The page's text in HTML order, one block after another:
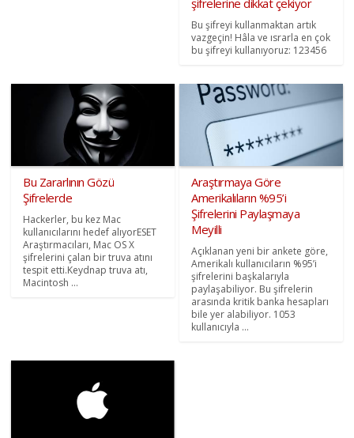
şifrelerine dikkat çekiyor
Bu şifreyi kullanmaktan artık
vazgeçin! Hâla ve ısrarla en çok
bu şifreyi kullanıyoruz: 123456
Bu Zararlının Gözü
Şifrelerde
Hackerler, bu kez Mac
kullanıcılarını hedef alıyorESET
Araştırmacıları, Mac OS X
şifrelerini çalan bir truva atını
tespit etti.Keydnap truva atı,
Macintosh ...
Araştırmaya Göre
Amerikalıların %95’i
Şifrelerini Paylaşmaya
Meyilli
Açıklanan yeni bir ankete göre,
Amerikalı kullanıcıların %95’i
şifrelerini başkalarıyla
paylaşabiliyor. Bu şifrelerin
arasında kritik banka hesapları
bile yer alabiliyor. 1053
kullanıcıyla ...